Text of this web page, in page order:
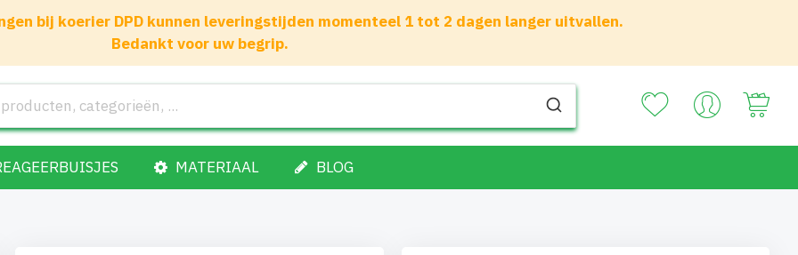
bij koerier DPD kunnen leveringstijden momenteel 1 tot 2 dagen langer uitvallen.
Bedankt voor uw begrip.
MATERIAAL BLOG